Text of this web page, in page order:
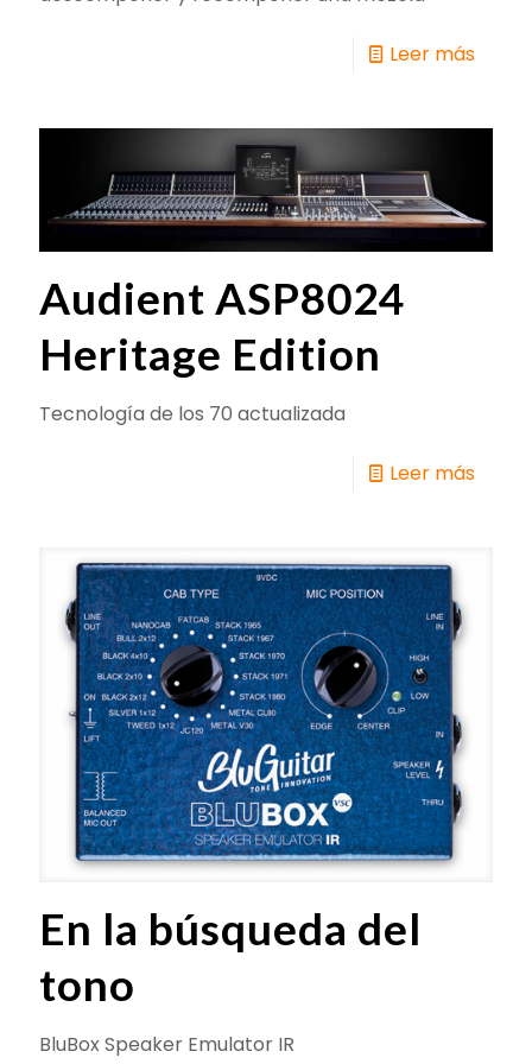
Leer más
Audient ASP8024
Heritage Edition
Tecnología de los 70 actualizada
Leer más
En la búsqueda del
tono
BluBox Speaker Emulator IR